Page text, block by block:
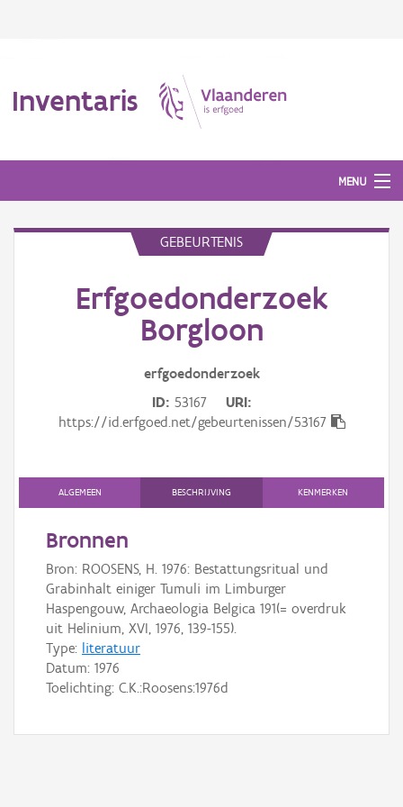
Inventaris
MENU
Aanduidingsobject
Gebeurtenis
Downloads
Hergebruik
Aanmelden
GEBEURTENIS
Erfgoedonderzoek
Borgloon
erfgoedonderzoek
ID 53167
URI
https://id.erfgoed.net/gebeurtenissen/53167
ALGEMEEN BESCHRIJVING KENMERKEN
Bronnen
Bron: ROOSENS, H. 1976: Bestattungsritual und
Grabinhalt einiger Tumuli im Limburger
Haspengouw, Archaeologia Belgica 191(= overdruk
uit Helinium, XVI, 1976, 139-155).
Type: literatuur
Datum: 1976
Toelichting: C.K.:Roosens:1976d